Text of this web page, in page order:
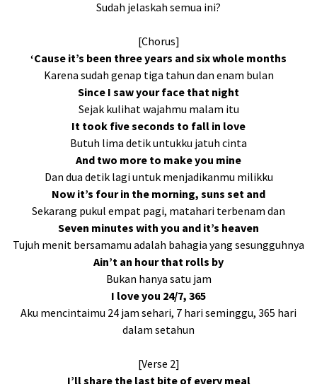
Sudah jelaskah semua ini?
[Chorus]
‘Cause it’s been three years and six whole months
Karena sudah genap tiga tahun dan enam bulan
Since I saw your face that night
Sejak kulihat wajahmu malam itu
It took five seconds to fall in love
Butuh lima detik untukku jatuh cinta
And two more to make you mine
Dan dua detik lagi untuk menjadikanmu milikku
Now it’s four in the morning, suns set and
Sekarang pukul empat pagi, matahari terbenam dan
Seven minutes with you and it’s heaven
Tujuh menit bersamamu adalah bahagia yang sesungguhnya
Ain’t an hour that rolls by
Bukan hanya satu jam
I love you 24/7, 365
Aku mencintaimu 24 jam sehari, 7 hari seminggu, 365 hari
dalam setahun
[Verse 2]
I’ll share the last bite of every meal